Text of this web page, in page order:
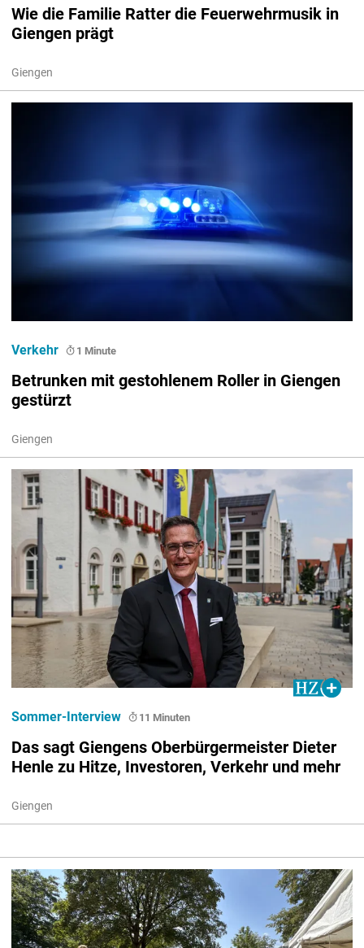
Wie die Familie Ratter die Feuerwehrmusik in
Giengen prägt
Giengen
Betrunken mit gestohlenem Roller in Giengen
gestürzt
Giengen
Verkehr 1 Minute
Das sagt Giengens Oberbürgermeister Dieter
Henle zu Hitze, Investoren, Verkehr und mehr
Giengen
Sommer-Interview 11 Minuten